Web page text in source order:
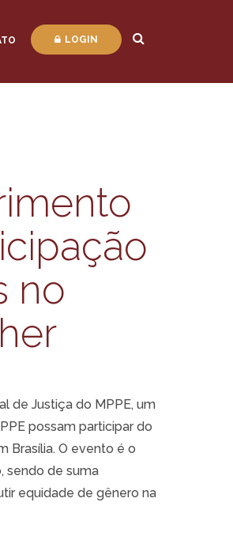
LOGIN
no
de Justiça do MPPE, um
possam participar do
Brasília. O evento é o
sendo de suma
equidade de gênero na